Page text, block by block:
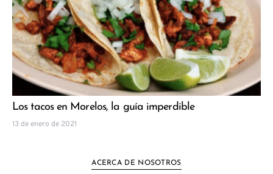
Los tacos en Morelos, la guía imperdible
13 de enero de 2021
ACERCA DE NOSOTROS